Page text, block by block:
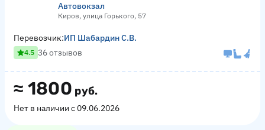
Автовокзал
Киров, улица Горького, 57
≈ 1800 руб.
Нет в наличии с 09.06.2026
Перевозчик:ИП Шабардин С.В.
4.5 36 отзывов